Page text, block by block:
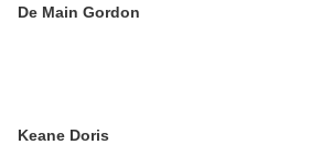
De Main Gordon
Keane Doris